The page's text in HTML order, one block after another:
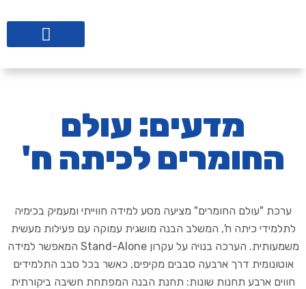
מדעים: עולם
החומרים לכיתה ח'
ערכת "עולם החומרים" מציעה מסע למידה חווייתי ומעמיק בכימיה
לתלמידי כיתה ח', המשלב הבנה מושגית עמוקה עם פעילות מעשית
משמעותית. הערכה בנויה על עקרון Stand-Alone המאפשר למידה
אוטונומית דרך ארבעה סבבים מקיפים, כאשר בכל סבב התלמידים
חווים ארבע תחנות שונות: תחנת הבנה המפתחת חשיבה ביקורתית